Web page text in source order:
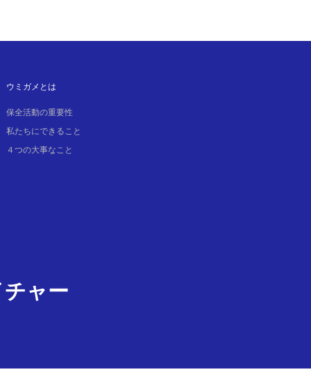
ウミガメとは
保全活動の重要性
私たちにできること
４つの大事なこと
ャー